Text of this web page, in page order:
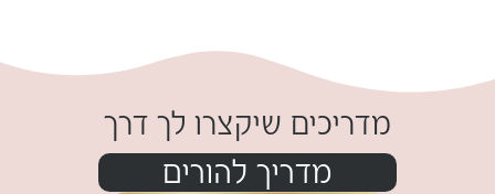
מדריכים שיקצרו לך דרך
מדריך להורים